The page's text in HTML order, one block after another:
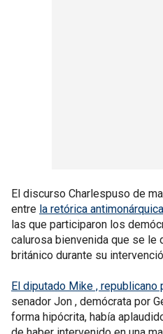
El discurso Charlespuso de
entre la retórica
las que participaron los
calurosa bienvenida que se le
británico durante su
El diputado Mike , republicano
senador Jon , demócrata por
forma hipócrita, había